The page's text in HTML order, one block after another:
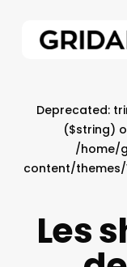
Deprecated:
($string)
/home/
content/
Les